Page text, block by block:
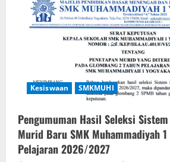
Kesiswaan SMKMUHI
Pengumuman Hasil Seleksi
Murid Baru SMK Muhammadiyah
Pelajaran 2026/2027